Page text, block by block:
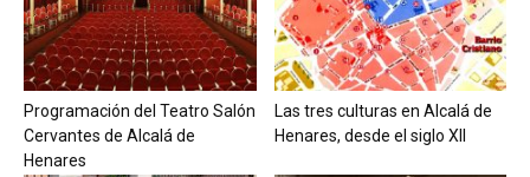
Programación del Teatro Salón
Cervantes de Alcalá de
Henares
Las tres culturas en Alcalá de
Henares, desde el siglo XII